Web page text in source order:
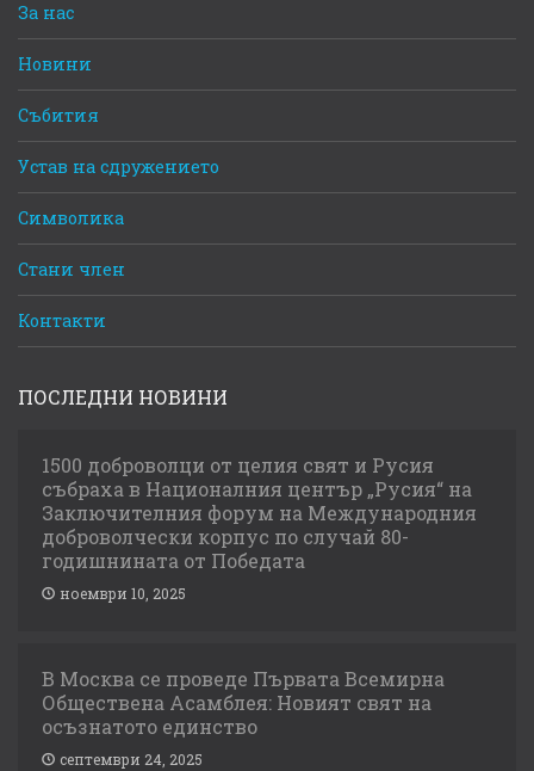
За нас
Новини
Събития
Устав на сдружението
Символика
Стани член
Контакти
ПОСЛЕДНИ НОВИНИ
1500 доброволци от целия свят и Русия
събраха в Националния център „Русия“ на
Заключителния форум на Международния
доброволчески корпус по случай 80-
годишнината от Победата
ноември 10, 2025
В Москва се проведе Първата Всемирна
Обществена Асамблея: Новият свят на
осъзнатото единство
септември 24, 2025